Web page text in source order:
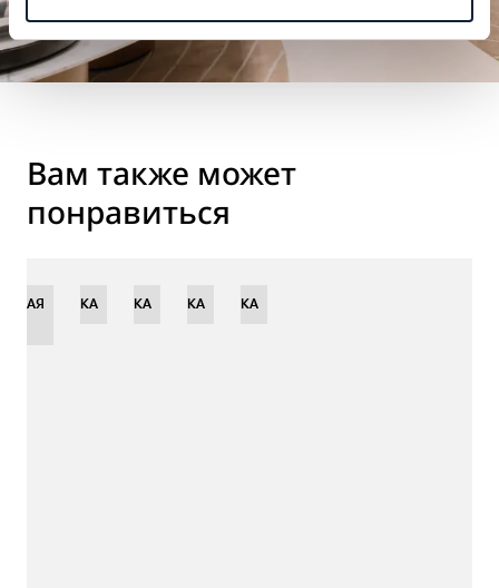
Вам также может
понравиться
НОВИНКАНОВИНКАНОВИНКАНОВИНКА